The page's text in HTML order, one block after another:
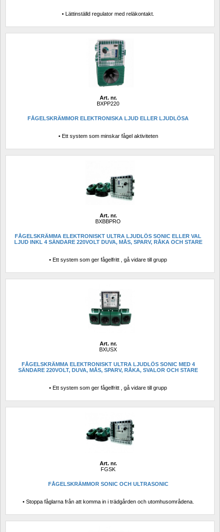
• Lättinställd regulator med reläkontakt.
Art. nr.
BXPP220
FÅGELSKRÄMMOR ELEKTRONISKA LJUD ELLER LJUDLÖSA
• Ett system som minskar fågel aktiviteten
Art. nr.
BXBBPRO
FÅGELSKRÄMMA ELEKTRONISKT ULTRA LJUDLÖS SONIC ELLER VAL
LJUD INKL 4 SÄNDARE 220VOLT DUVA, MÅS, SPARV, RÅKA OCH STARE
• Ett system som ger fågelfritt , gå vidare till grupp
Art. nr.
BXUSX
FÅGELSKRÄMMA ELEKTRONISKT ULTRA LJUDLÖS SONIC MED 4
SÄNDARE 220VOLT, DUVA, MÅS, SPARV, RÅKA, SVALOR OCH STARE
• Ett system som ger fågelfritt , gå vidare till grupp
Art. nr.
FGSK
FÅGELSKRÄMMOR SONIC OCH ULTRASONIC
• Stoppa fåglarna från att komma in i trädgården och utomhusområdena.